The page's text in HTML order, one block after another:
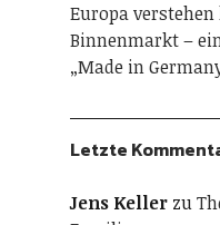
Europa
Binnenmarkt –
„Made in
Letzte
Jens Kellerzu